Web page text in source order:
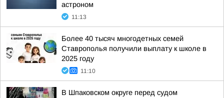
астроном
11:13
Более 40 тысяч многодетных семей
Ставрополья получили выплату к школе в
2025 году
11:10
В Шпаковском округе перед судом